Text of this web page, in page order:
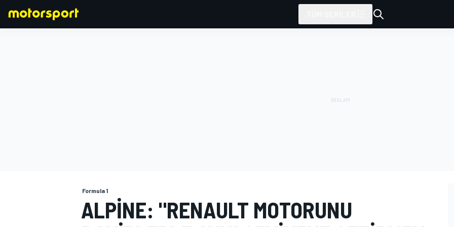
Formula 1
ALPINE: "RENAULT MOTORUNU